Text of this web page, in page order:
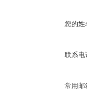
您的姓
联系电
常用邮